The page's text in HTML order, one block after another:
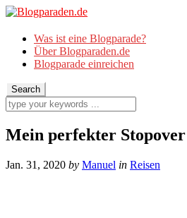
Was ist eine Blogparade?
Über Blogparaden.de
Blogparade einreichen
Mein perfekter Stopover
Jan. 31, 2020 by Manuel in Reisen